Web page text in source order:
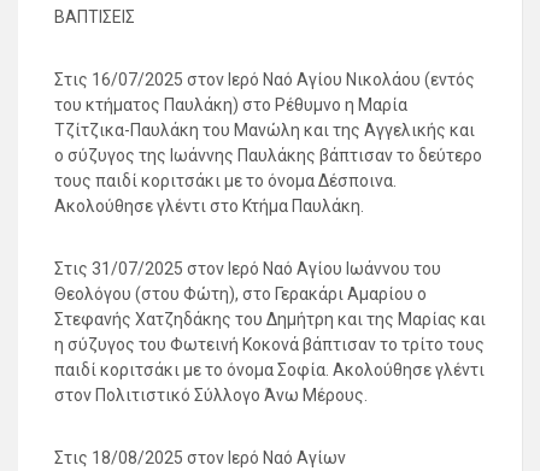
ΒΑΠΤΙΣΕΙΣ
Στις 16/07/2025 στον Ιερό Ναό Αγίου Νικολάου (εντός
του κτήματος Παυλάκη) στο Ρέθυμνο η Μαρία
Τζίτζικα-Παυλάκη του Μανώλη και της Αγγελικής και
ο σύζυγος της Ιωάννης Παυλάκης βάπτισαν το δεύτερο
τους παιδί κοριτσάκι με το όνομα Δέσποινα.
Ακολούθησε γλέντι στο Κτήμα Παυλάκη.
Στις 31/07/2025 στον Ιερό Ναό Αγίου Ιωάννου του
Θεολόγου (στου Φώτη), στο Γερακάρι Αμαρίου ο
Στεφανής Χατζηδάκης του Δημήτρη και της Μαρίας και
η σύζυγος του Φωτεινή Κοκονά βάπτισαν το τρίτο τους
παιδί κοριτσάκι με το όνομα Σοφία. Ακολούθησε γλέντι
στον Πολιτιστικό Σύλλογο Άνω Μέρους.
Στις 18/08/2025 στον Ιερό Ναό Αγίων